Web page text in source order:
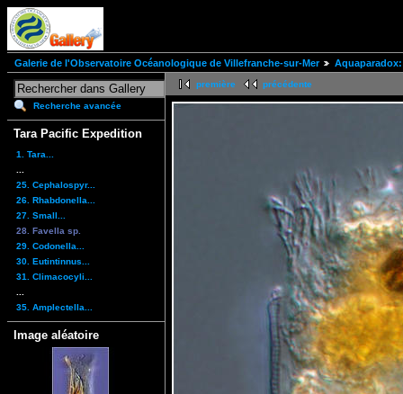
Galerie de l'Observatoire Océanologique de Villefranche-sur-Mer
Recherche avancée
Tara Pacific Expedition
1. Tara...
25. Cephalospyr...
26. Rhabdonella...
27. Small...
28. Favella sp.
29. Codonella...
30. Eutintinnus...
31. Climacocyli...
35. Amplectella...
Image aléatoire
première précédente